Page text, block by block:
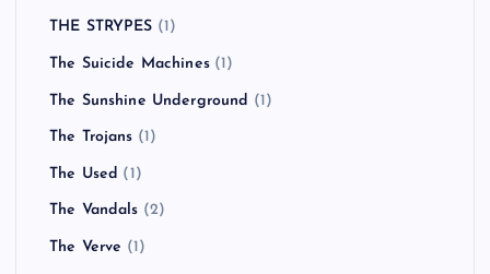
THE STRYPES (1)
The Suicide Machines(1)
The Sunshine Underground (1)
The Trojans (1)
The Used (1)
The Vandals (2)
The Verve (1)